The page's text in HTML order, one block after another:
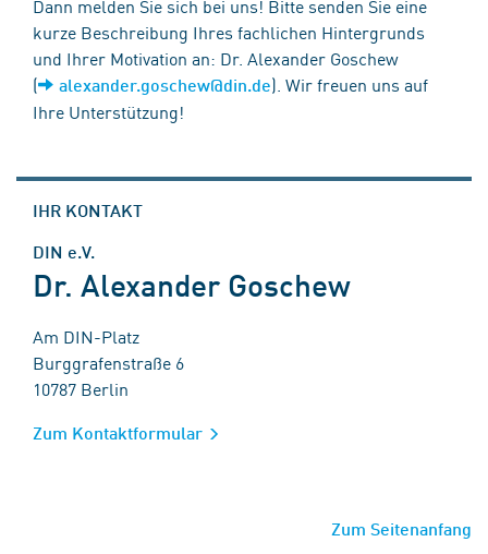
Dann melden Sie sich bei uns! Bitte senden Sie eine
kurze Beschreibung Ihres fachlichen Hintergrunds
und Ihrer Motivation an: Dr. Alexander Goschew
(
alexander.goschew@din.de). Wir freuen uns auf
Ihre Unterstützung!
IHR KONTAKT
DIN e.V.
Dr. Alexander Goschew
Am DIN-Platz
Burggrafenstraße 6
10787 Berlin
Zum Kontaktformular
Zum Seitenanfang